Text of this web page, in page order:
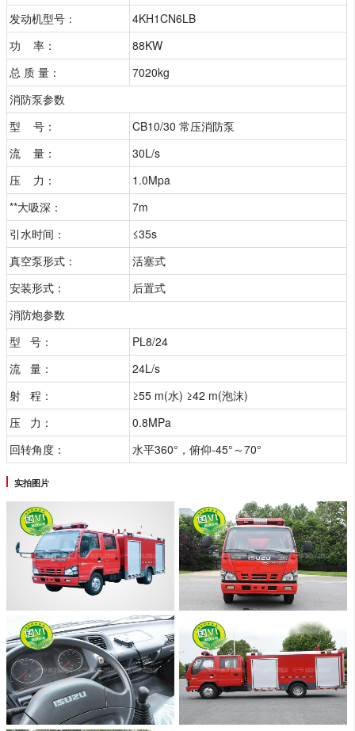
发动机型号：
4KH1CN6LB
功 率：
88KW
总 质 量：
7020kg
消防泵参数
型 号：
CB10/30 常压消防泵
流 量：
30L/s
压 力：
1.0Mpa
**大吸深：
7m
引水时间：
≤35s
真空泵形式：
活塞式
安装形式：
后置式
消防炮参数
型 号：
PL8/24
流 量：
24L/s
射 程：
≥55 m(水) ≥42 m(泡沫)
压 力：
0.8MPa
回转角度：
水平360°，俯仰-45°～70°
实拍图片